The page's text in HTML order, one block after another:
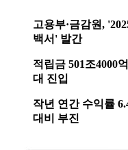
고용부·금감원,
백서' 발간
적립금 501조4000
대 진입
작년 연간 수익률
대비 부진